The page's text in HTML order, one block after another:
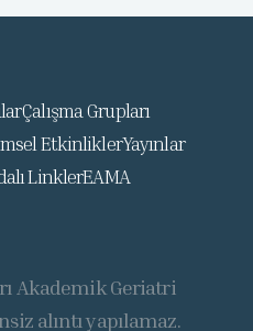
Çalışma Grupları
EtkinliklerYayınlar
LinklerEAMA
Akademik Geriatri
alıntı yapılamaz.